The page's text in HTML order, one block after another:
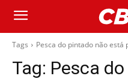
Tags Pesca do pintado não
Tag: Pesca